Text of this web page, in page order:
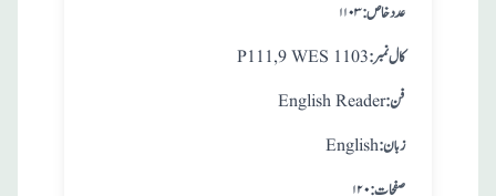
۱۱۰۳:عدد خاص
P111,9 WES 1103 :کال نمبر
English Reader :فن
English:زبان
۱۲۰ :صفحات